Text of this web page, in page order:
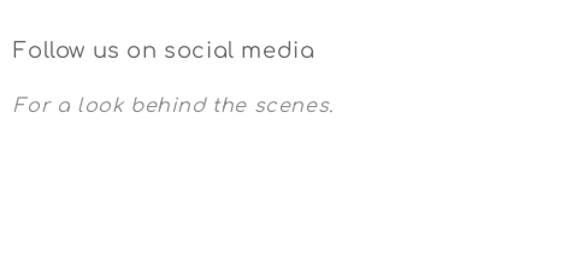
Follow us on social media
For a look behind the scenes.